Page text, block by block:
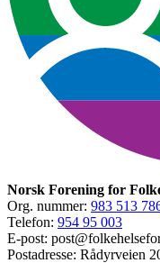
Norsk Forening for
Org. nummer: 983 513
Telefon: 954 95 003
E-post:
Postadresse: Rådyrveien